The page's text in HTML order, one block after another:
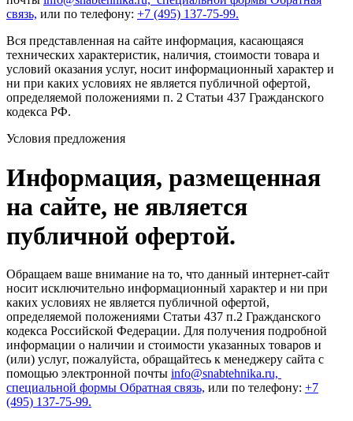
связь, или по телефону: +7 (495) 137-75-99.
Вся представленная на сайте информация, касающаяся
технических характеристик, наличия, стоимости товара и
условий оказания услуг, носит информационный характер и
ни при каких условиях не является публичной офертой,
определяемой положениями п. 2 Статьи 437 Гражданского
кодекса РФ.
Условия предложения
Информация, размещенная
на сайте, не является
публичной офертой.
Обращаем ваше внимание на то, что данный интернет-сайт
носит исключительно информационный характер и ни при
каких условиях не является публичной офертой,
определяемой положениями Статьи 437 п.2 Гражданского
кодекса Российской Федерации. Для получения подробной
информации о наличии и стоимости указанных товаров и
(или) услуг, пожалуйста, обращайтесь к менеджеру сайта с
помощью электронной почты info@snabtehnika.ru,
специальной формы Обратная связь, или по телефону: +7
(495) 137-75-99.